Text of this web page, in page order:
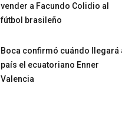
vender a Facundo Colidio al
fútbol brasileño
Boca confirmó cuándo llegará
país el ecuatoriano Enner
Valencia